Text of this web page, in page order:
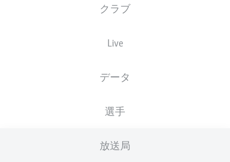
クラブ
Live
データ
選手
放送局
31.05.1989